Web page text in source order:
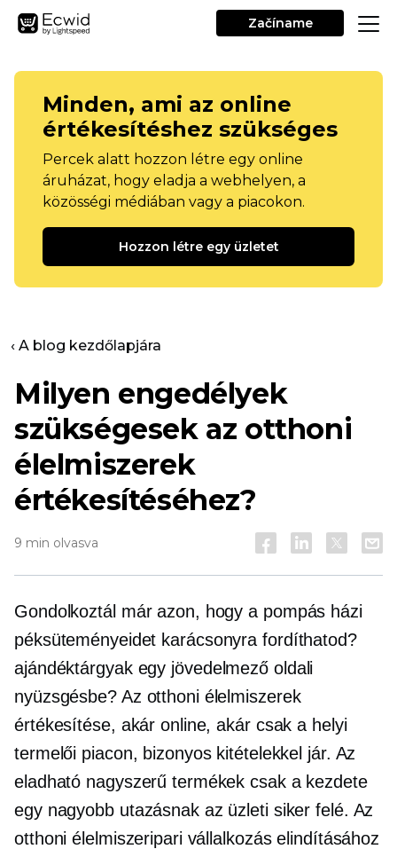
Začíname
Minden, ami az online
értékesítéshez szükséges
Percek alatt hozzon létre egy online
áruházat, hogy eladja a webhelyen, a
közösségi médiában vagy a piacokon.
Hozzon létre egy üzletet
‹ A blog kezdőlapjára
Milyen engedélyek
szükségesek az otthoni
élelmiszerek
értékesítéséhez?
9 min olvasva
Gondolkoztál már azon, hogy a pompás házi
péksüteményeidet karácsonyra fordíthatod?
ajándéktárgyakegy jövedelmező oldali
nyüzsgésbe? Az otthoni élelmiszerek
értékesítése, akár online, akár csak a helyi
termelői piacon, bizonyos kitételekkel jár. Az
eladható nagyszerű termékek csak a kezdete
egy nagyobb utazásnak az üzleti siker felé. Az
otthoni élelmiszeripari vállalkozás elindításához